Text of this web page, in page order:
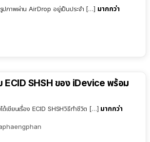
ปภาพผ่าน AirDrop อยู่เป็นประจำ […] มากกว่า
ECID SHSH ของ iDevice พร้อม
เขียนเรื่อง ECID SHSHวิธีทำชีวิต […] มากกว่า